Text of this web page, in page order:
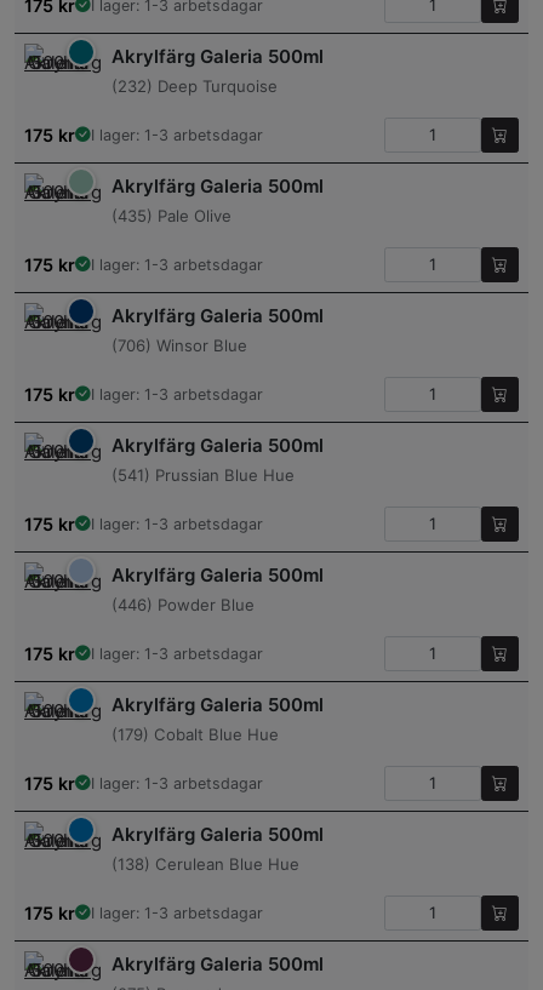
175 kr I lager: 1-3 arbetsdagar
Akrylfärg Galeria 500ml
(232) Deep Turquoise
175 kr I lager: 1-3 arbetsdagar
Akrylfärg Galeria 500ml
(435) Pale Olive
175 kr I lager: 1-3 arbetsdagar
Akrylfärg Galeria 500ml
(706) Winsor Blue
175 kr I lager: 1-3 arbetsdagar
Akrylfärg Galeria 500ml
(541) Prussian Blue Hue
175 kr I lager: 1-3 arbetsdagar
Akrylfärg Galeria 500ml
(446) Powder Blue
175 kr I lager: 1-3 arbetsdagar
Akrylfärg Galeria 500ml
(179) Cobalt Blue Hue
175 kr I lager: 1-3 arbetsdagar
Akrylfärg Galeria 500ml
(138) Cerulean Blue Hue
175 kr I lager: 1-3 arbetsdagar
Akrylfärg Galeria 500ml